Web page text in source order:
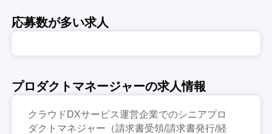
応募数が多い求人
プロダクトマネージャーの求人情報
クラウドDXサービス運営企業でのシニアプロ
ダクトマネジャー（請求書受領/請求書発行/経